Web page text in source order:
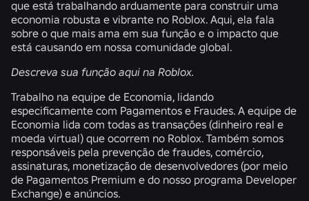
que está trabalhando arduamente para construir uma
economia robusta e vibrante no Roblox. Aqui, ela fala
sobre o que mais ama em sua função e o impacto que
está causando em nossa comunidade global.
Descreva sua função aqui na Roblox.
Trabalho na equipe de Economia, lidando
especificamente com Pagamentos e Fraudes. A equipe de
Economia lida com todas as transações (dinheiro real e
moeda virtual) que ocorrem no Roblox. Também somos
responsáveis pela prevenção de fraudes, comércio,
assinaturas, monetização de desenvolvedores (por meio
de Pagamentos Premium e do nosso programa Developer
Exchange) e anúncios.